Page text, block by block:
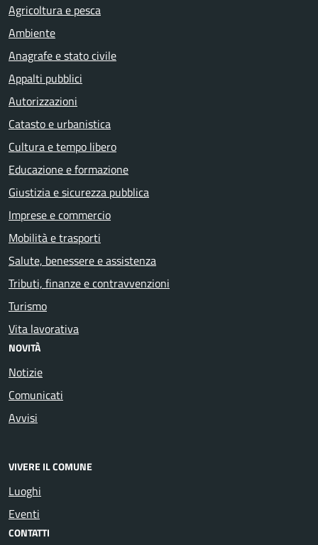
Agricoltura e pesca
Ambiente
Anagrafe e stato civile
Appalti pubblici
Autorizzazioni
Catasto e urbanistica
Cultura e tempo libero
Educazione e formazione
Giustizia e sicurezza pubblica
Imprese e commercio
Mobilità e trasporti
Salute, benessere e assistenza
Tributi, finanze e contravvenzioni
Turismo
Vita lavorativa
NOVITÀ
Notizie
Comunicati
Avvisi
VIVERE IL COMUNE
Luoghi
Eventi
CONTATTI